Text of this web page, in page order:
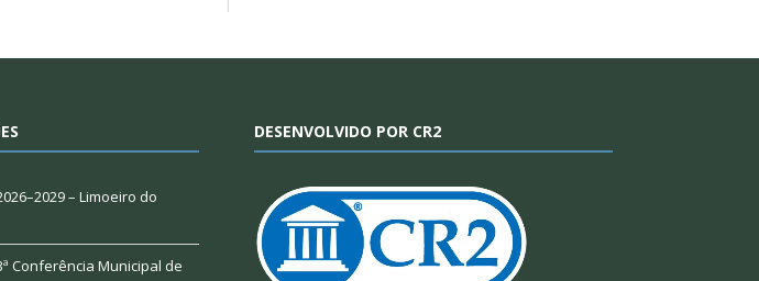
– Limoeiro do
Conferência Municipal de
DESENVOLVIDO POR CR2